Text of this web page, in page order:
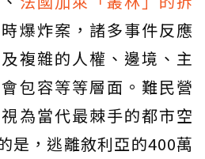
爆炸案，諸多事件反應
複雜的人權、邊境、主
包容等等層面。難民營
為當代最棘手的都市空
是，逃離敘利亞的400萬